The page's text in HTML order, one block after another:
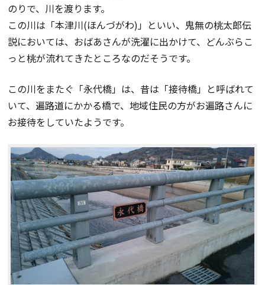
のりで、川を渡ります。
この川は「本津川(ほんづがわ)」といい、鬼無の桃太郎伝
説においては、おばあさんが洗濯に出かけて、どんぶらこ
っと桃が流れてきたところなのだそうです。
この川をまたぐ「永代橋」は、昔は「接待橋」と呼ばれて
いて、遍路道にかかる橋で、地域住民の方がお遍路さんに
お接待をしていたようです。